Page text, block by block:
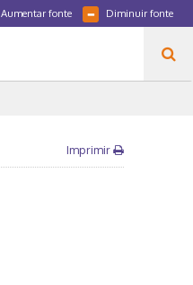
Diminuir fonte
Aumentar fonte
Imprimir